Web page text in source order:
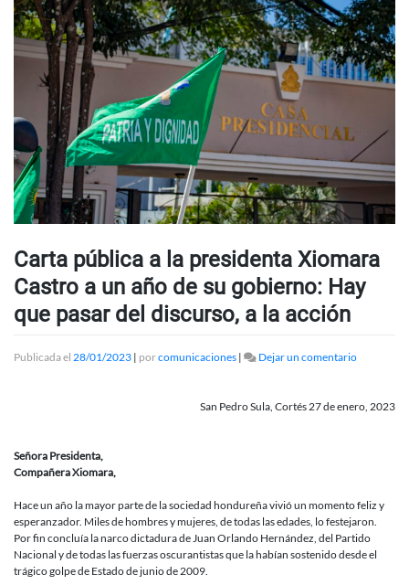
Carta pública a la presidenta Xiomara
Castro a un año de su gobierno: Hay
que pasar del discurso, a la acción
Publicada el 28/01/2023 | porcomunicaciones | Dejar un comentarioen
a
un
año
de
su
San Pedro Sula, Cortés 27 de enero, 2023
Señora Presidenta,
Compañera Xiomara,
Hace un año la mayor parte de la sociedad hondureña vivió un momento feliz y
esperanzador. Miles de hombres y mujeres, de todas las edades, lo festejaron.
Por fin concluía la narco dictadura de Juan Orlando Hernández, del Partido
Nacional y de todas las fuerzas oscurantistas que la habían sostenido desde el
trágico golpe de Estado de junio de 2009.